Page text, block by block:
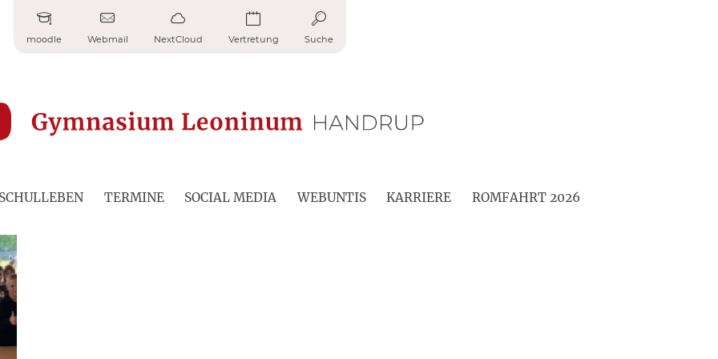
moodle Webmail NextCloud Vertretung Suche
SCHULLEBEN TERMINE SOCIAL MEDIA WEBUNTIS KARRIERE ROMFAHRT 2026